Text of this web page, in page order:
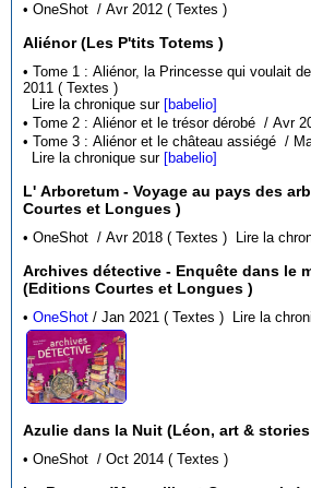
• OneShot / Avr 2012 ( Textes )
Aliénor (Les P'tits Totems )
• Tome 1 : Aliénor, la Princesse qui voulait
2011 ( Textes )
Lire la chronique sur [babelio]
Lire la chronique sur [babelio]
L' Arboretum - Voyage au pays des arbres
Courtes et Longues )
• OneShot / Avr 2018 ( Textes ) Lire la
Archives détective - Enquête dans le
(Editions Courtes et Longues )
•OneShot / Jan 2021 ( Textes ) Lire la
Azulie dans la Nuit (Léon, art &
• OneShot / Oct 2014 ( Textes )